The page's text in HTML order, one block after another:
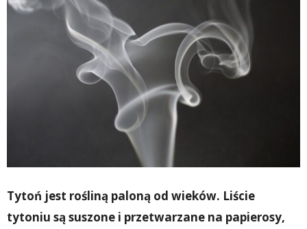
Tytoń jest rośliną paloną od wieków. Liście
tytoniu są suszone i przetwarzane na papierosy,